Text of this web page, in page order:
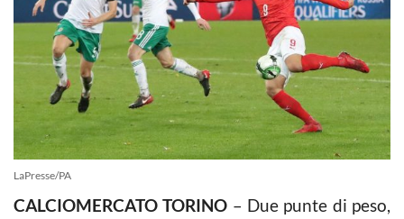
LaPresse/PA
CALCIOMERCATO TORINO – Due punte di peso,